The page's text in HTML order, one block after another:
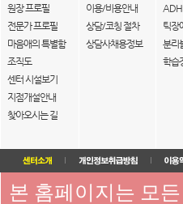
원장 프로필
전문가 프로필
마음애의 특별함
조직도
센터 시설보기
지점개설안내
찾아오시는 길
이용/비용안내
상담/코칭 절차
상담사채용정보
틱장
분리
학습
본 홈페이지는 모